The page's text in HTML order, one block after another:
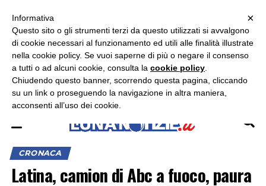
ASCOLTA RADIO LUNA
CRONACA
Latina, camion di Abc a fuoco, paura
×
×
Informativa
Questo sito o gli strumenti terzi da questo utilizzati si avvalgono
di cookie necessari al funzionamento ed utili alle finalità illustrate
nella cookie policy. Se vuoi saperne di più o negare il consenso
a tutti o ad alcuni cookie, consulta la cookie policy
Chiudendo questo banner, scorrendo questa pagina, cliccando
su un link o proseguendo la navigazione in altra maniera,
acconsenti all’uso dei cookie.